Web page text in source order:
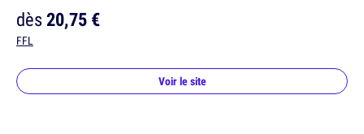
dès20,75 €
FFL
Voir le site